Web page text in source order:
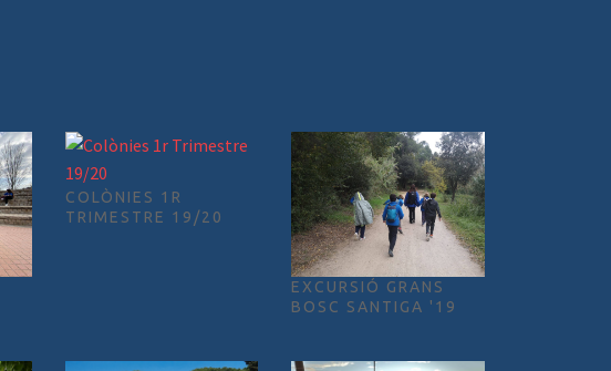
COLÒNIES 1R
TRIMESTRE 19/20
EXCURSIÓ GRANS
BOSC SANTIGA '19